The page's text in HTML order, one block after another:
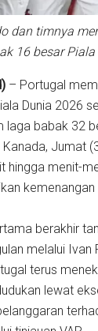
dan timnya
16 besar
– Portugal
Dunia 2026
laga babak 32
Jumat
hingga menit-
kemenangan
berakhir
melalui Ivan
terus
lewat